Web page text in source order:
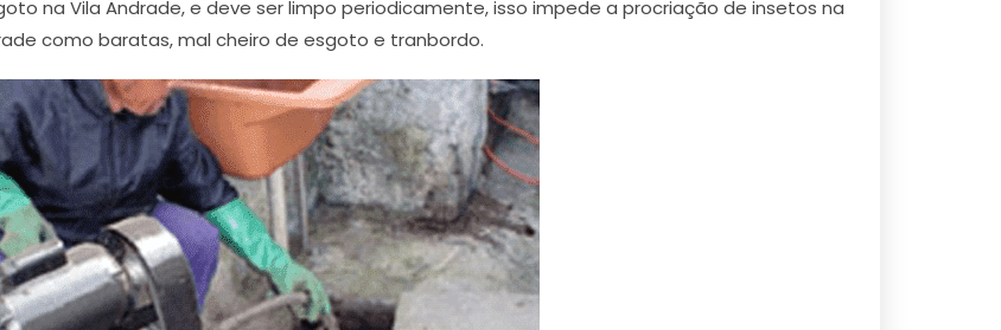
na Vila Andrade, e deve ser limpo periodicamente, isso impede a procriação de insetos na
como baratas, mal cheiro de esgoto e tranbordo.